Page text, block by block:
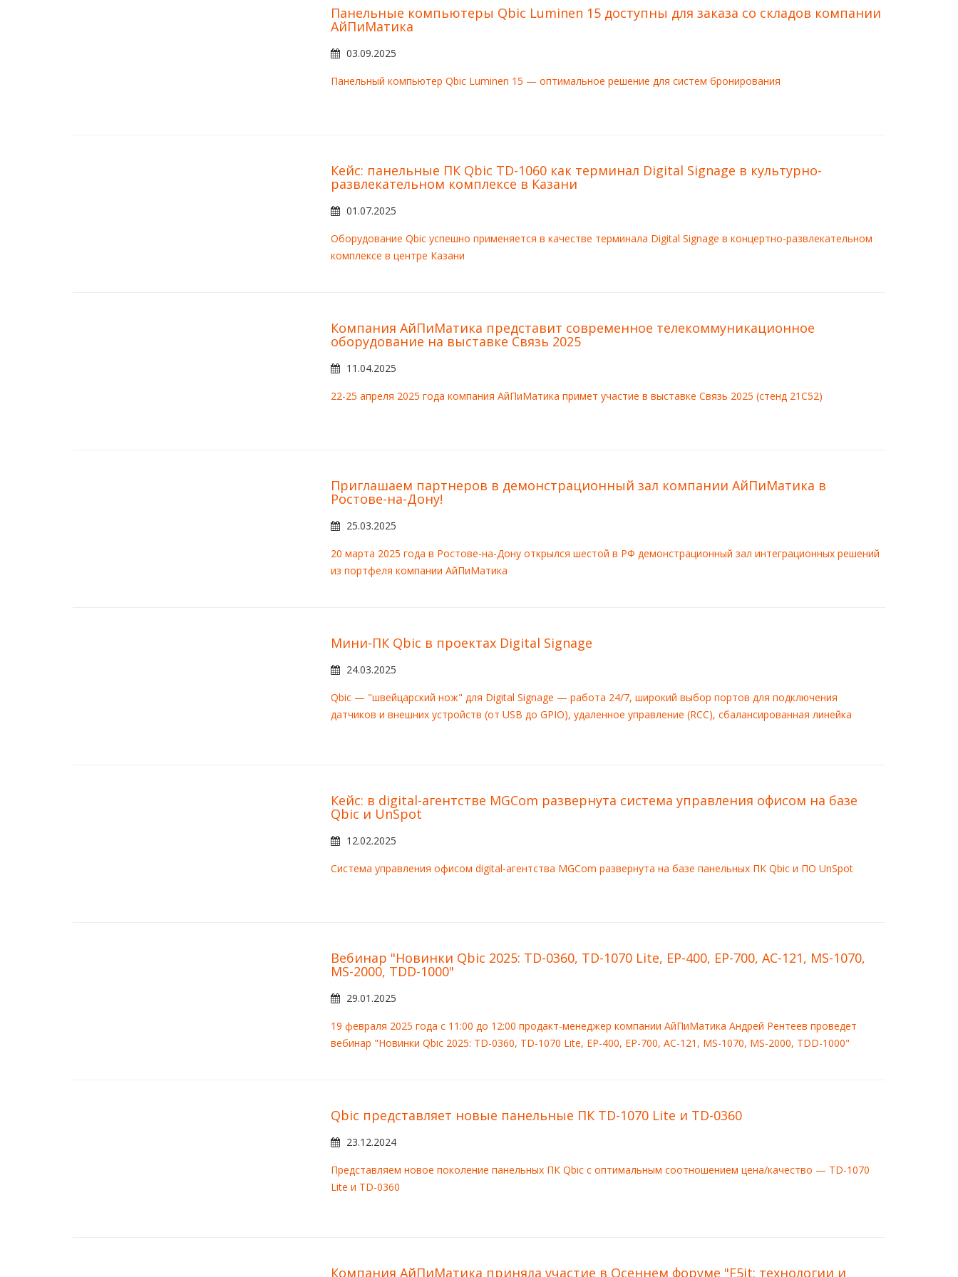
Панельные компьютеры Qbic Luminen 15 доступны для заказа со складов компании
АйПиМатика
03.09.2025
Панельный компьютер Qbic Luminen 15 — оптимальное решение для систем бронирования
Кейс: панельные ПК Qbic TD-1060 как терминал Digital Signage в культурно-
развлекательном комплексе в Казани
01.07.2025
Оборудование Qbic успешно применяется в качестве терминала Digital Signage в концертно-развлекательном
комплексе в центре Казани
Компания АйПиМатика представит современное телекоммуникационное
оборудование на выставке Связь 2025
11.04.2025
22-25 апреля 2025 года компания АйПиМатика примет участие в выставке Связь 2025 (стенд 21С52)
Приглашаем партнеров в демонстрационный зал компании АйПиМатика в
Ростове-на-Дону!
25.03.2025
20 марта 2025 года в Ростове-на-Дону открылся шестой в РФ демонстрационный зал интеграционных решений
из портфеля компании АйПиМатика
Мини-ПК Qbic в проектах Digital Signage
24.03.2025
Qbiс — "швейцарский нож" для Digital Signage — работа 24/7, широкий выбор портов для подключения
датчиков и внешних устройств (от USB до GPIO), удаленное управление (RCC), сбалансированная линейка
Кейс: в digital-агентстве MGCom развернута система управления офисом на базе
Qbic и UnSpot
12.02.2025
Cистема управления офисом digital-агентства MGCom развернута на базе панельных ПК Qbic и ПО UnSpot
Вебинар "Новинки Qbic 2025: TD-0360, TD-1070 Lite, EP-400, EP-700, AC-121, MS-1070,
MS-2000, TDD-1000"
29.01.2025
19 февраля 2025 года с 11:00 до 12:00 продакт-менеджер компании АйПиМатика Андрей Рентеев проведет
вебинар "Новинки Qbic 2025: TD-0360, TD-1070 Lite, EP-400, EP-700, AC-121, MS-1070, MS-2000, TDD-1000"
Qbic представляет новые панельные ПК TD-1070 Lite и TD-0360
23.12.2024
Представляем новое поколение панельных ПК Qbic с оптимальным соотношением цена/качество — TD-1070
Lite и TD-0360
Компания АйПиМатика приняла участие в Осеннем форуме "F5it: технологии и